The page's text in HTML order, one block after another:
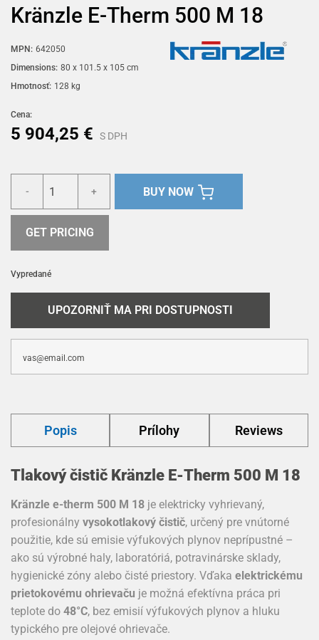
Kränzle E-Therm 500 M 18
MPN: 642050
Dimensions: 80 x 101.5 x 105 cm
Hmotnosť: 128 kg
Cena:
5 904,25 € S DPH
- + BUY NOW
GET PRICING
Vypredané
UPOZORNIŤ MA PRI DOSTUPNOSTI
Popis Prílohy Reviews
Tlakový čistič Kränzle E-Therm 500 M 18
Kränzle e-therm 500 M 18 je elektricky vyhrievaný,
profesionálny vysokotlakový čistič, určený pre vnútorné
použitie, kde sú emisie výfukových plynov neprípustné –
ako sú výrobné haly, laboratóriá, potravinárske sklady,
hygienické zóny alebo čisté priestory. Vďaka elektrickému
prietokovému ohrievaču je možná efektívna práca pri
teplote do 48°C, bez emisií výfukových plynov a hluku
typického pre olejové ohrievače.